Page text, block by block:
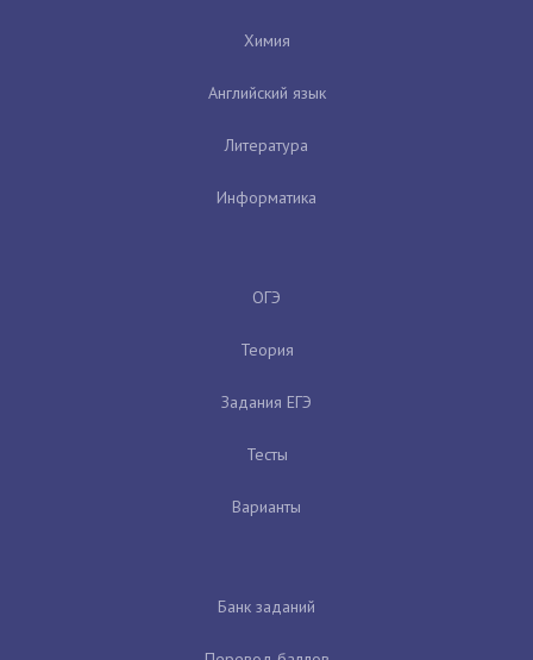
Химия
Английский язык
Литература
Информатика
ОГЭ
Теория
Задания ЕГЭ
Тесты
Варианты
Банк заданий